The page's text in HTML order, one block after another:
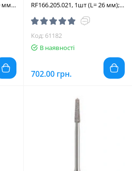
мм;
RF166.205.021, 1шт (L= 26 мм);
діам.= 2.10 мм; роб.част.= 10
мм (Edenta/Едента)
Код: 61182
В наявності
702.00 грн.